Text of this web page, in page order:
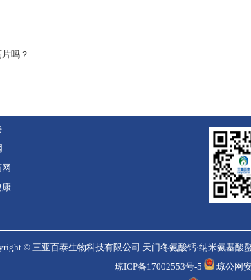
吗？
康
© 三亚百泰生物科技有限公司 天门冬氨酸钙·纳米氨基酸
琼ICP备17002553号-5
琼公网